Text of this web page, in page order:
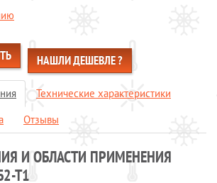
НАШЛИ ДЕШЕВЛЕ ?
Технические характеристики
Отзывы
И ОБЛАСТИ ПРИМЕНЕНИЯ
Т1